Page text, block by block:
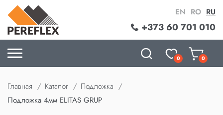
+373 60 701 010
EN RO RU
0 0
Главная Каталог
Подложка
Подложка 4мм ELITAS GRUP